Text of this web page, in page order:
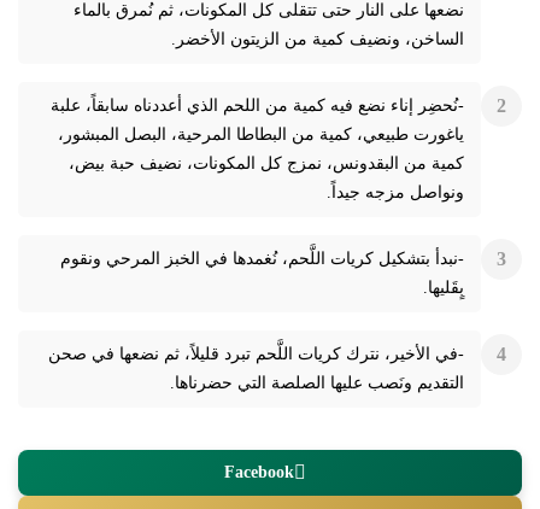
نضعها على النار حتى تتقلى كل المكونات، ثم نُمرق بالماء
الساخن، ونضيف كمية من الزيتون الأخضر.
-نُحضِر إناء نضع فيه كمية من اللحم الذي أعددناه سابقاً، علبة
ياغورت طبيعي، كمية من البطاطا المرحية، البصل المبشور،
كمية من البقدونس، نمزج كل المكونات، نضيف حبة بيض،
ونواصل مزجه جيداً.
-نبدأ بتشكيل كريات اللَّحم، نُغمدها في الخبز المرحي ونقوم
بٍقَليها.
-في الأخير، نترك كريات اللَّحم تبرد قليلاً، ثم نضعها في صحن
التقديم ونَصب عليها الصلصة التي حضرناها.
Facebook